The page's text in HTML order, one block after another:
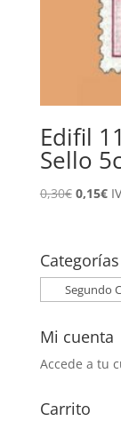
Edifil
Sello
0,30€ El
era:
0,30€.
0,15€El
es:
Categorías
Mi cuenta
Accede a tu
Carrito